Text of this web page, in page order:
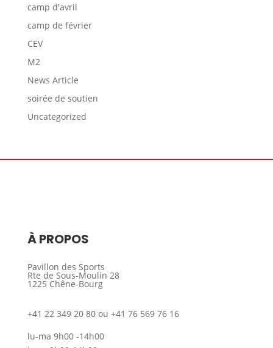
camp d'avril
camp de février
CEV
M2
News Article
soirée de soutien
Uncategorized
À PROPOS
Pavillon des Sports
Rte de Sous-Moulin 28
1225 Chêne-Bourg
+41 22 349 20 80 ou +41 76 569 76 16
lu-ma 9h00 -14h00